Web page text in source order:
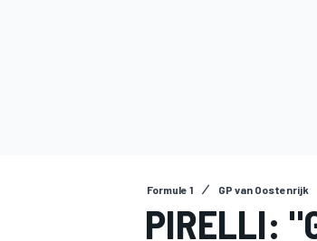
Formule 1 GP van Oostenrijk
PIRELLI: